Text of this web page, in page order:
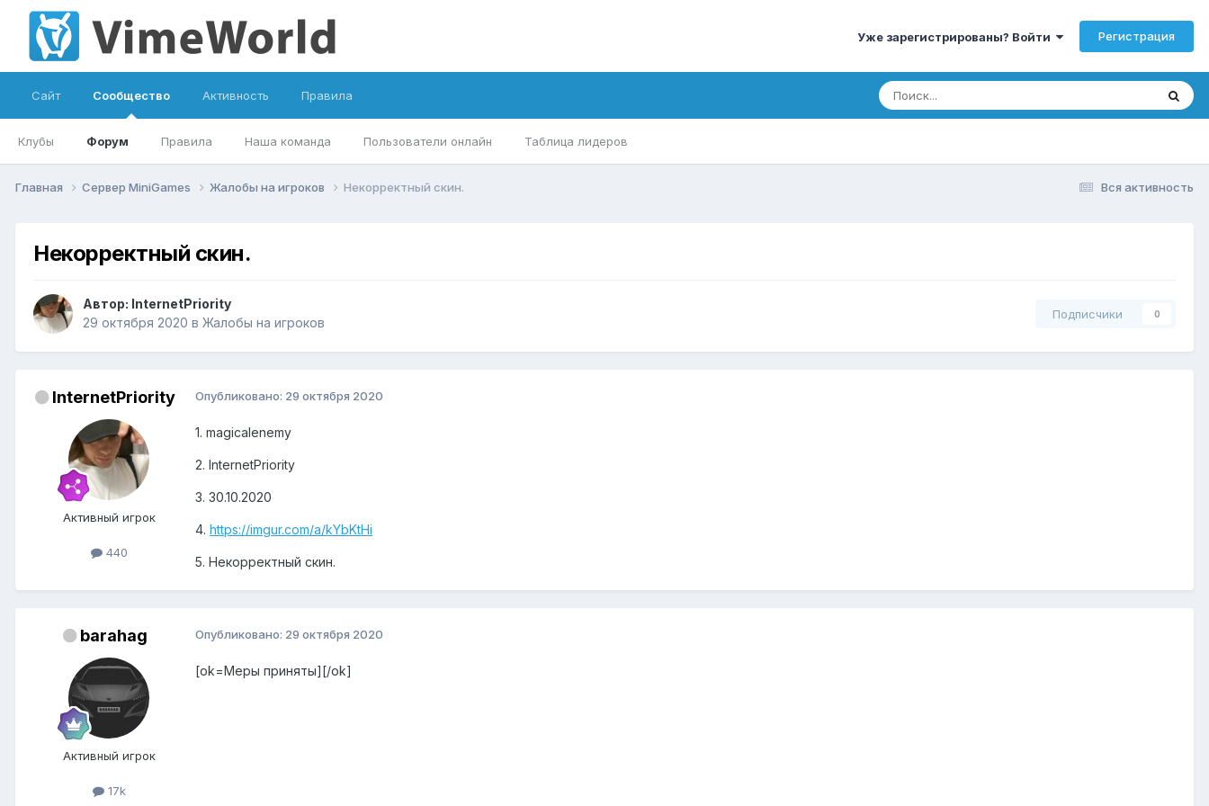
Уже зарегистрированы? Войти Регистрация
Сайт Сообщество
Клубы Форум Правила Наша команда Пользователи онлайн Таблица лидеров
Активность Правила
Вся активность
Главная Сервер MiniGames Жалобы на игроков Некорректный скин.
Некорректный скин.
Автор: InternetPriority
29 октября 2020 в Жалобы на игроков
Подписчики 0
InternetPriority
Активный игрок
440
Опубликовано: 29 октября 2020
1. magicalenemy
2. InternetPriority
3. 30.10.2020
4. https://imgur.com/a/kYbKtHi
5. Некорректный скин.
barahag
Активный игрок
17k
Опубликовано: 29 октября 2020
[ok=Меры приняты][/ok]